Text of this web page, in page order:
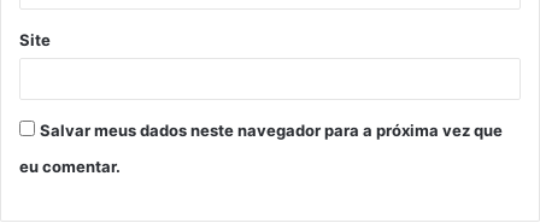
Site
Salvar meus dados neste navegador para a próxima vez que
eu comentar.